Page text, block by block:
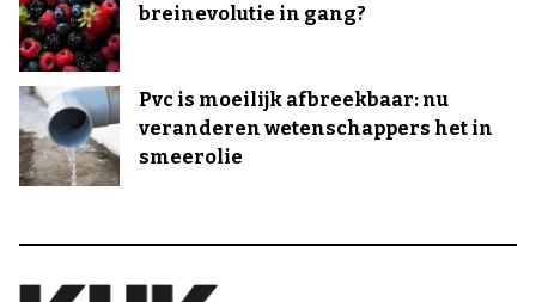
breinevolutie in gang?
Pvc is moeilijk afbreekbaar: nu
veranderen wetenschappers het in
smeerolie